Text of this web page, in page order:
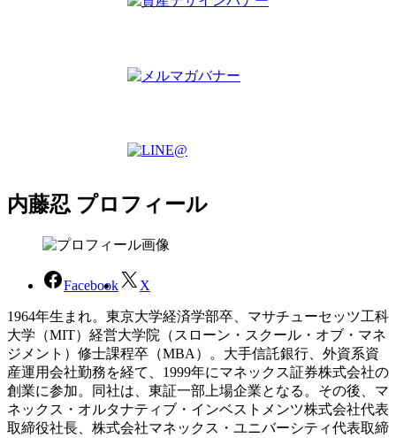
内藤忍 プロフィール
Facebook X
1964年生まれ。東京大学経済学部卒、マサチューセッツ工科
大学（MIT）経営大学院（スローン・スクール・オブ・マネ
ジメント）修士課程卒（MBA）。大手信託銀行、外資系資
産運用会社勤務を経て、1999年にマネックス証券株式会社の
創業に参加。同社は、東証一部上場企業となる。その後、マ
ネックス・オルタナティブ・インベストメンツ株式会社代表
取締役社長、株式会社マネックス・ユニバーシティ代表取締